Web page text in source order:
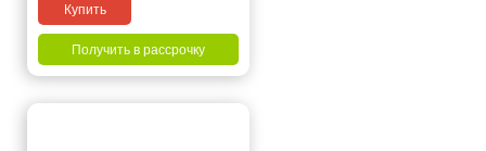
Купить
Получить в рассрочку